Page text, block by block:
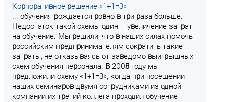
Корпоративное решение «1+1=3»
... обучения рождается ровно втри раза больше.
Недостаток такой схемы один – увеличение затрат
на обучение. Мы решили, что внаших силах помочь
российским предпринимателям сократить такие
затраты, не отказываясь от заведомо выигрышных
схем обучения персонала. В 2008году мы
предложили схему «1+1=3», когда при посещении
наших семинаровдвумя сотрудниками из одной
компании их третий коллега проходил обучение